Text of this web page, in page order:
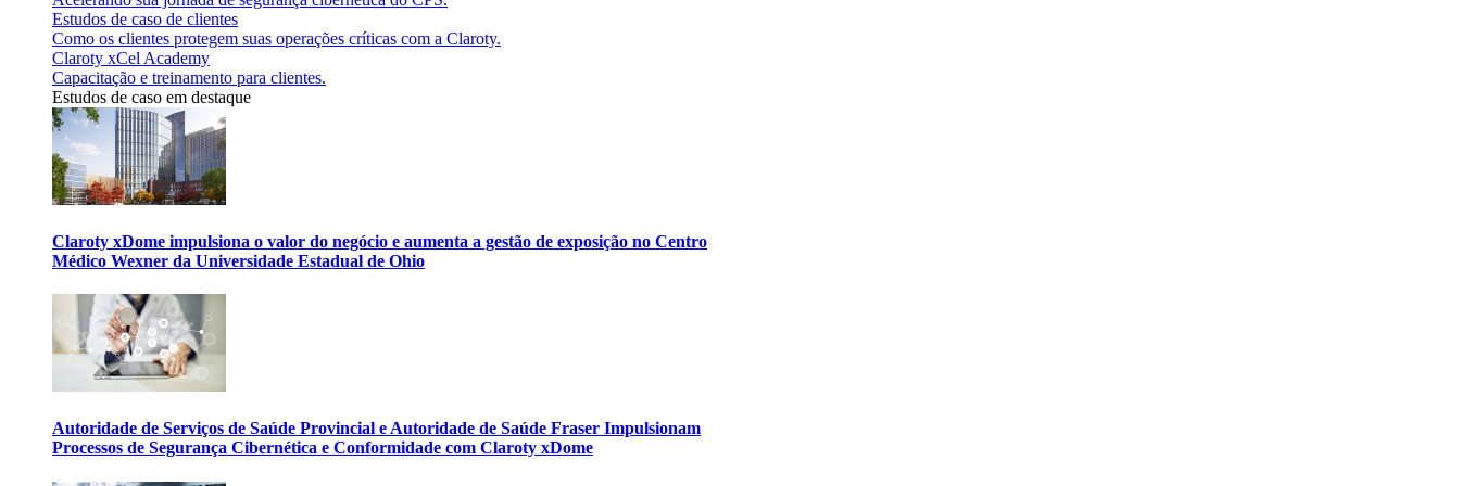
Estudos de caso de clientes
Como os clientes protegem suas operações críticas com a Claroty.
Claroty xCel Academy
Capacitação e treinamento para clientes.
Estudos de caso em destaque
Claroty xDome impulsiona o valor do negócio e aumenta a gestão de exposição no Centro
Médico Wexner da Universidade Estadual de Ohio
Autoridade de Serviços de Saúde Provincial e Autoridade de Saúde Fraser Impulsionam
Processos de Segurança Cibernética e Conformidade com Claroty xDome